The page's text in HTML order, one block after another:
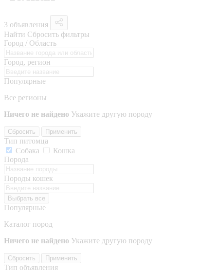
3 объявления
Найти Сбросить фильтры
Город / Область
Город, регион
Популярные
Все регионы
Ничего не найдено Укажите другую породу
Сбросить Применить
Тип питомца
Собака
Кошка
Порода
Породы кошек
Выбрать все
Популярные
Каталог пород
Ничего не найдено Укажите другую породу
Сбросить Применить
Тип объявления